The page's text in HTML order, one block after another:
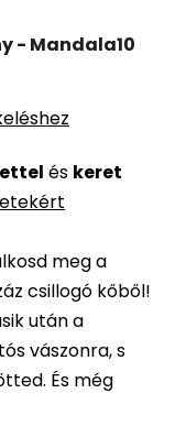
és keret
meg a
csillogó kőből!
után a
vászonra, s
És még
- Mandala10